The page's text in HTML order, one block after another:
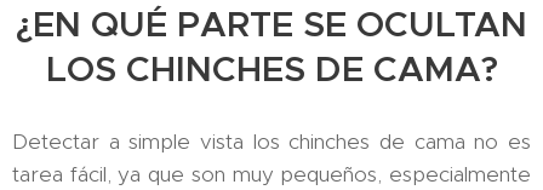
¿EN QUÉ PARTE SE OCULTAN
LOS CHINCHES DE CAMA?
Detectar a simple vista los chinches de cama no es
tarea fácil, ya que son muy pequeños, especialmente